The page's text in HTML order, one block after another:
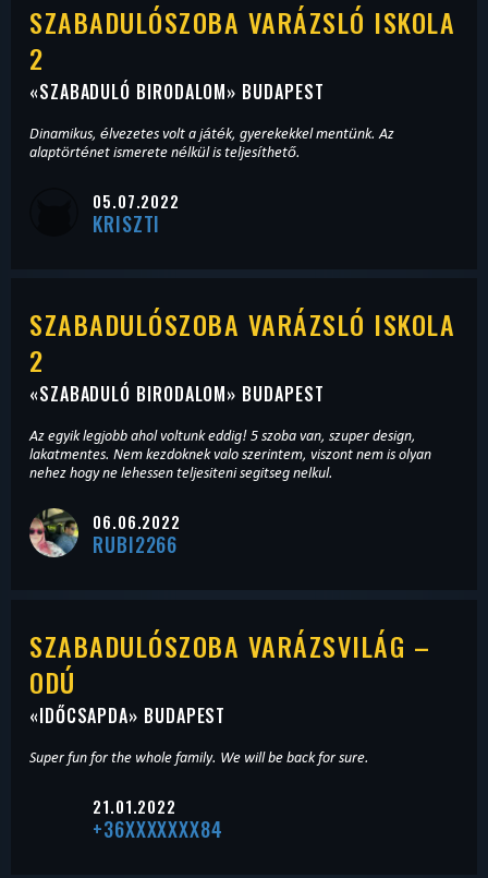
SZABADULÓSZOBA VARÁZSLÓ ISKOLA
2
«SZABADULÓ BIRODALOM» BUDAPEST
Dinamikus, élvezetes volt a játék, gyerekekkel mentünk. Az
alaptörténet ismerete nélkül is teljesíthető.
05.07.2022
KRISZTI
SZABADULÓSZOBA VARÁZSLÓ ISKOLA
2
«SZABADULÓ BIRODALOM» BUDAPEST
Az egyik legjobb ahol voltunk eddig! 5 szoba van, szuper design,
lakatmentes. Nem kezdoknek valo szerintem, viszont nem is olyan
nehez hogy ne lehessen teljesiteni segitseg nelkul.
06.06.2022
RUBI2266
SZABADULÓSZOBA VARÁZSVILÁG –
ODÚ
«IDŐCSAPDA» BUDAPEST
Super fun for the whole family. We will be back for sure.
21.01.2022
+36XXXXXXX84